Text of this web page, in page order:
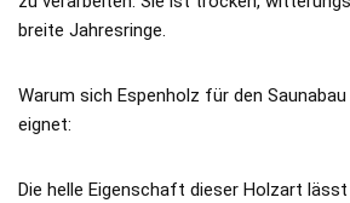
breite Jahresringe.
Warum sich Espenholz für den
eignet:
Die helle Eigenschaft dieser Holzart